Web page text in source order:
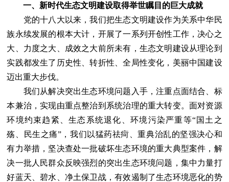
一、新时代生态文明建设取得举世瞩目的巨大成就
党的十八大以来，我们把生态文明建设作为关系中华民
族永续发展的根本大计，开展了一系列开创性工作，决心之
大、力度之大、成效之大前所未有，生态文明建设从理论到
实践都发生了历史性、转折性、全局性变化，美丽中国建设
迈出重大步伐。
我们从解决突出生态环境问题入手，注重点面结合、标
本兼治，实现由重点整治到系统治理的重大转变。面对资源
环境约束趋紧、生态系统退化、环境污染严重等“国土之
殇、民生之痛”，我们以猛药祛疴、重典治乱的坚强决心和
有力举措，坚决查处一批破坏生态环境的重大典型案件，解
决一批人民群众反映强烈的突出生态环境问题，集中力量打
好蓝天、碧水、净土保卫战，有效遏制了生态环境恶化的势